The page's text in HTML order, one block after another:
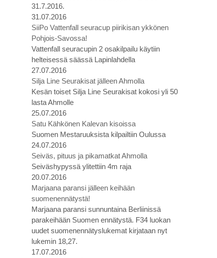
31.7.2016.
31.07.2016
SiiPo Vattenfall seuracup piirikisan ykkönen
Pohjois-Savossa!
Vattenfall seuracupin 2 osakilpailu käytiin
helteisessä säässä Lapinlahdella
27.07.2016
Silja Line Seurakisat jälleen Ahmolla
Kesän toiset Silja Line Seurakisat kokosi yli 50
lasta Ahmolle
25.07.2016
Satu Kähkönen Kalevan kisoissa
Suomen Mestaruuksista kilpailtiin Oulussa
24.07.2016
Seiväs, pituus ja pikamatkat Ahmolla
Seiväshypyssä ylitettiin 4m raja
20.07.2016
Marjaana paransi jälleen keihään
suomenennätystä!
Marjaana paransi sunnuntaina Berliinissä
parakeihään Suomen ennätystä. F34 luokan
uudet suomenennätyslukemat kirjataan nyt
lukemin 18,27.
17.07.2016